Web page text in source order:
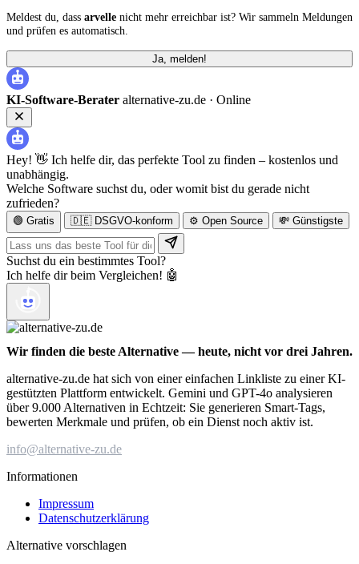
Meldest du, dass arvelle nicht mehr erreichbar ist? Wir sammeln Meldungen
und prüfen es automatisch.
Ja, melden!
KI-Software-Berater alternative-zu.de · Online
Hey! 👋 Ich helfe dir, das perfekte Tool zu finden – kostenlos und
unabhängig.
Welche Software suchst du, oder womit bist du gerade nicht
zufrieden?
🟢 Gratis 🇩🇪 DSGVO-konform ⚙️ Open Source 💸 Günstigste
Suchst du ein bestimmtes Tool?
Ich helfe dir beim Vergleichen! 🤖
Wir finden die beste Alternative — heute, nicht vor drei Jahren.
alternative-zu.de hat sich von einer einfachen Linkliste zu einer KI-
gestützten Plattform entwickelt. Gemini und GPT-4o analysieren
über 9.000 Alternativen in Echtzeit: Sie generieren Smart-Tags,
bewerten Merkmale und prüfen, ob ein Dienst noch aktiv ist.
info@alternative-zu.de
Informationen
Impressum
Datenschutzerklärung
Alternative vorschlagen